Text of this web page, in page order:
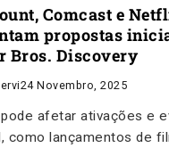
Comcast e
propostas
Bros. Discovery
24 Novembro, 2025
afetar ativações e
como lançamentos de